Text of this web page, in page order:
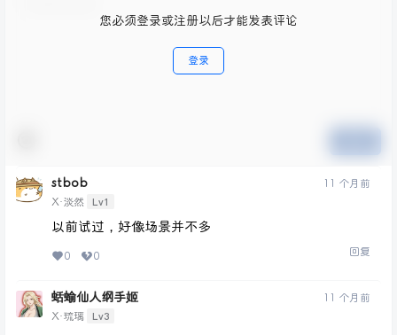
您必须登录或注册以后才能发表评论
登录
stbob
X·淡然 Lv1
11 个月前
以前试过，好像场景并不多
0 0 回复
蛞蝓仙人纲手姬
X·琉璃 Lv3
11 个月前